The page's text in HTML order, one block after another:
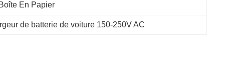
Boîte En Papier
de batterie de voiture 150-250V AC